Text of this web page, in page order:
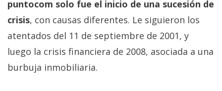
puntocom solo fue el inicio de una sucesión de
crisis, con causas diferentes. Le siguieron los
atentados del 11 de septiembre de 2001, y
luego la crisis financiera de 2008, asociada a una
burbuja inmobiliaria.